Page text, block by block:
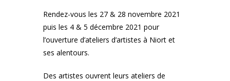
Rendez-vous les 27 & 28 novembre 2021
puis les 4 & 5 décembre 2021 pour
l’ouverture d’ateliers d’artistes à Niort et
ses alentours.
Des artistes ouvrent leurs ateliers de